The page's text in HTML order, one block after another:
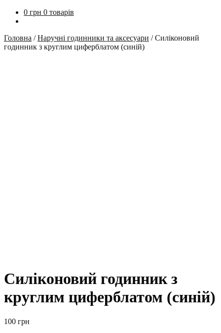
0 грн 0 товарів
Головна /Наручні годинники та аксесуари /Силіконовий
годинник з круглим циферблатом (синій)
Силіконовий годинник з
круглим циферблатом (синій)
100 грн